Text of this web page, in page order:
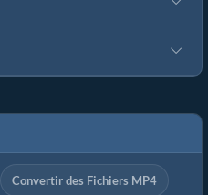
Convertir des Fichiers MP4